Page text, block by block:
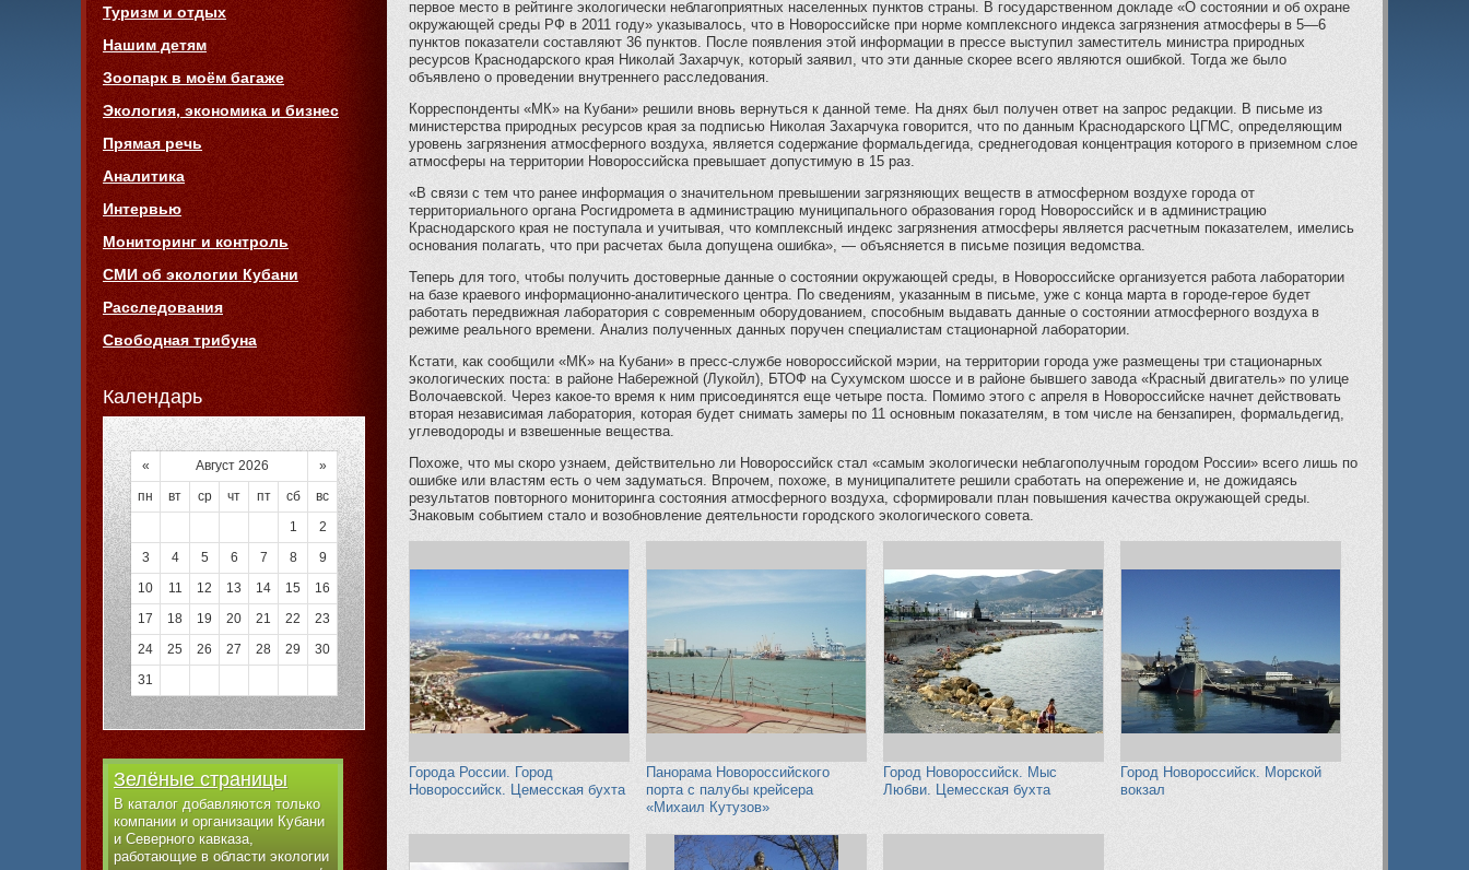
первое место в рейтинге экологически неблагоприятных населенных пунктов страны. В государственном докладе «О состоянии и об охране
окружающей среды РФ в 2011 году» указывалось, что в Новороссийске при норме комплексного индекса загрязнения атмосферы в 5—6
пунктов показатели составляют 36 пунктов. После появления этой информации в прессе выступил заместитель министра природных
ресурсов Краснодарского края Николай Захарчук, который заявил, что эти данные скорее всего являются ошибкой. Тогда же было
объявлено о проведении внутреннего расследования.
Корреспонденты «МК» на Кубани» решили вновь вернуться к данной теме. На днях был получен ответ на запрос редакции. В письме из
министерства природных ресурсов края за подписью Николая Захарчука говорится, что по данным Краснодарского ЦГМС, определяющим
уровень загрязнения атмосферного воздуха, является содержание формальдегида, среднегодовая концентрация которого в приземном слое
атмосферы на территории Новороссийска превышает допустимую в 15 раз.
«В связи с тем что ранее информация о значительном превышении загрязняющих веществ в атмосферном воздухе города от
территориального органа Росгидромета в администрацию муниципального образования город Новороссийск и в администрацию
Краснодарского края не поступала и учитывая, что комплексный индекс загрязнения атмосферы является расчетным показателем, имелись
основания полагать, что при расчетах была допущена ошибка», — объясняется в письме позиция ведомства.
Теперь для того, чтобы получить достоверные данные о состоянии окружающей среды, в Новороссийске организуется работа лаборатории
на базе краевого информационно-аналитического центра. По сведениям, указанным в письме, уже с конца марта в городе-герое будет
работать передвижная лаборатория с современным оборудованием, способным выдавать данные о состоянии атмосферного воздуха в
режиме реального времени. Анализ полученных данных поручен специалистам стационарной лаборатории.
Кстати, как сообщили «МК» на Кубани» в пресс-службе новороссийской мэрии, на территории города уже размещены три стационарных
экологических поста: в районе Набережной (Лукойл), БТОФ на Сухумском шоссе и в районе бывшего завода «Красный двигатель» по улице
Волочаевской. Через какое-то время к ним присоединятся еще четыре поста. Помимо этого с апреля в Новороссийске начнет действовать
вторая независимая лаборатория, которая будет снимать замеры по 11 основным показателям, в том числе на бензапирен, формальдегид,
углеводороды и взвешенные вещества.
Похоже, что мы скоро узнаем, действительно ли Новороссийск стал «самым экологически неблагополучным городом России» всего лишь по
ошибке или властям есть о чем задуматься. Впрочем, похоже, в муниципалитете решили сработать на опережение и, не дожидаясь
результатов повторного мониторинга состояния атмосферного воздуха, сформировали план повышения качества окружающей среды.
Знаковым событием стало и возобновление деятельности городского экологического совета.
Города России. Город
Новороссийск. Цемесская бухта
Панорама Новороссийского
порта с палубы крейсера
«Михаил Кутузов»
Город Новороссийск. Мыс
Любви. Цемесская бухта
Город Новороссийск. Морской
вокзал
Туризм и отдых
Нашим детям
Зоопарк в моём багаже
Экология, экономика и бизнес
Прямая речь
Аналитика
Интервью
Мониторинг и контроль
СМИ об экологии Кубани
Расследования
Свободная трибуна
Календарь
« Август 2026
»
пн
вт ср чт пт сб
вс
1
2
3
4 5 6 7 8
9
10
11 12 13 14 15
16
17
18 19 20 21 22
23
24
25 26 27 28 29
30
31
Зелёные страницы
В каталог добавляются только
компании и организации Кубани
и Северного кавказа,
работающие в области экологии